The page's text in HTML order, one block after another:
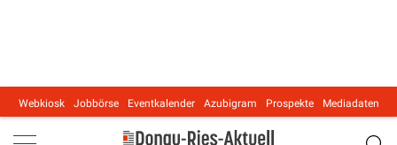
Main navigation
Webkiosk Jobbörse Eventkalender Azubigram Prospekte Mediadaten